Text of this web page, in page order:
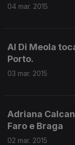
04 mar. 2015
Al Di Meola
Porto.
03 mar. 2015
Adriana
Faro e Braga
02 mar. 2015